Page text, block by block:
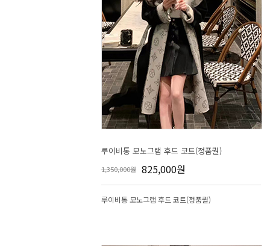
루이비통 모노그램 후드 코트(정품퀄)
1,350,000원 825,000원
루이비통 모노그램 후드 코트(정품퀄)